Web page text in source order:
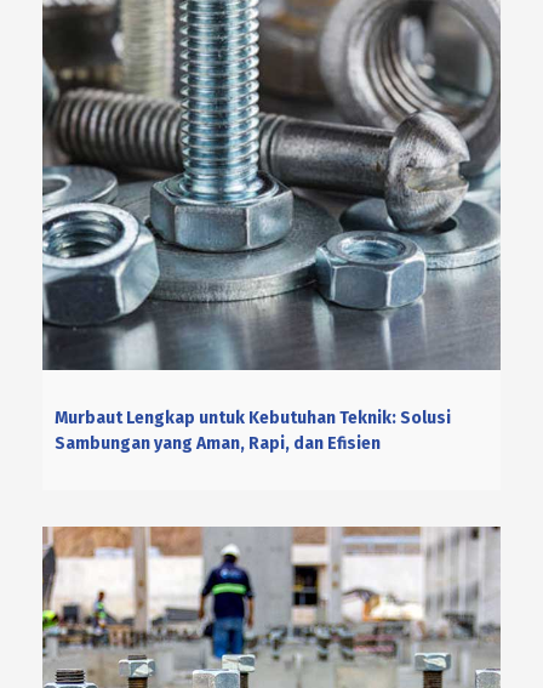
Murbaut Lengkap untuk Kebutuhan Teknik: Solusi
Sambungan yang Aman, Rapi, dan Efisien